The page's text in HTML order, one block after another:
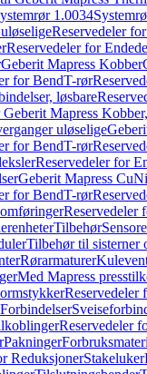
1.0034
Reservedeler
Reservedeler for
Geberit Mapress Kobber
for BendT-rør
løsbare
Geberit Mapress
uløselige
for BendT-rør
Reservedeler for
Geberit Mapress
for BendT-rør
Reservedeler
Tilbehør
Tilbehør til sisterner
Rørarmaturer
Med Mapress
Reservedeler
Reservedeler
Pakninger
ReduksjonerStakeluker